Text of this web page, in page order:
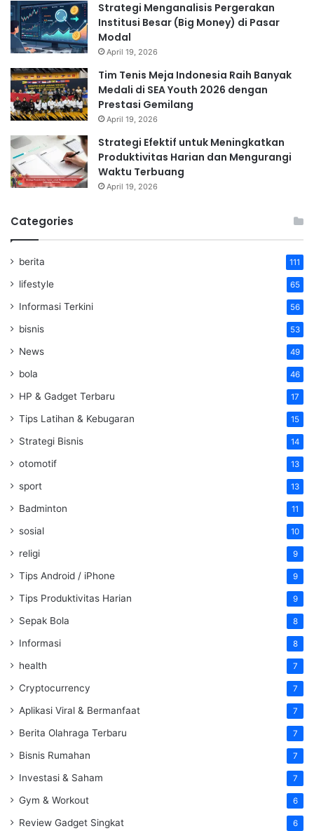
Strategi Menganalisis Pergerakan
Institusi Besar (Big Money) di Pasar
Modal
April 19, 2026
Tim Tenis Meja Indonesia Raih Banyak
Medali di SEA Youth 2026 dengan
Prestasi Gemilang
April 19, 2026
Strategi Efektif untuk Meningkatkan
Produktivitas Harian dan Mengurangi
Waktu Terbuang
April 19, 2026
Categories
berita 111
lifestyle 65
Informasi Terkini 56
bisnis 53
News 49
bola 46
HP & Gadget Terbaru 17
Tips Latihan & Kebugaran 15
Strategi Bisnis 14
otomotif 13
sport 13
Badminton 11
sosial 10
religi 9
Tips Android / iPhone 9
Tips Produktivitas Harian 9
Sepak Bola 8
Informasi 8
health 7
Cryptocurrency 7
Aplikasi Viral & Bermanfaat 7
Berita Olahraga Terbaru 7
Bisnis Rumahan 7
Investasi & Saham 7
Gym & Workout 6
Review Gadget Singkat 6